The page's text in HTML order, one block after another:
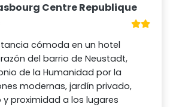
Centre Republique
cómoda en un hotel
del barrio de Neustadt,
de la Humanidad por la
modernas, jardín privado,
proximidad a los lugares